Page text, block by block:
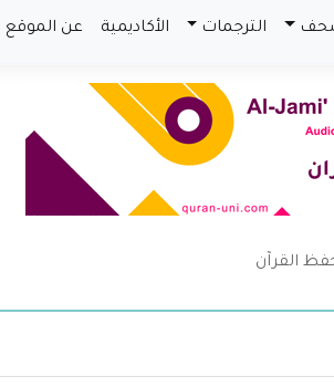
الترجمات الأكاديمية عن الموقع
القرآن